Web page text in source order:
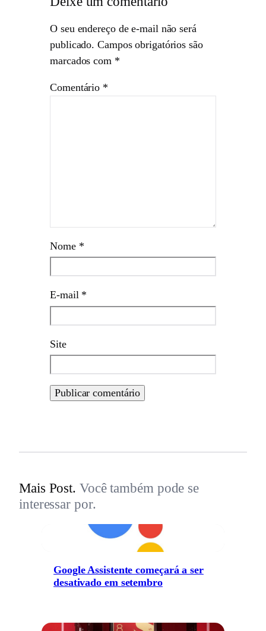
O seu endereço de e-mail não será
publicado. Campos obrigatórios são
marcados com *
Comentário *
Nome *
E-mail *
Site
Mais Post. Você também pode se
interessar por.
Google Assistente começará a ser
desativado em setembro